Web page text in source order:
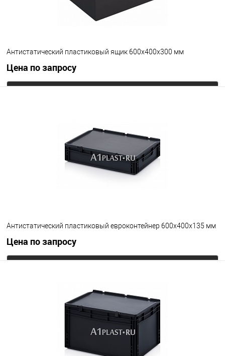
Антистатический пластиковый ящик 600х400х300 мм
Цена по запросу
Антистатический пластиковый евроконтейнер 600х400х135 мм
Цена по запросу
Под заказ